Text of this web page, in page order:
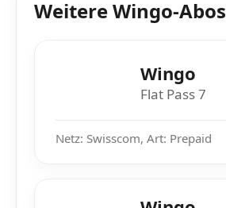
Weitere Wingo-Abos
Wingo
Flat Pass 7
Netz: Swisscom, Art: Prepaid